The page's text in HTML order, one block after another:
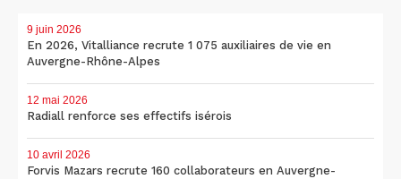
9 juin 2026
En 2026, Vitalliance recrute 1 075 auxiliaires de vie en
Auvergne-Rhône-Alpes
12 mai 2026
Radiall renforce ses effectifs isérois
10 avril 2026
Forvis Mazars recrute 160 collaborateurs en Auvergne-